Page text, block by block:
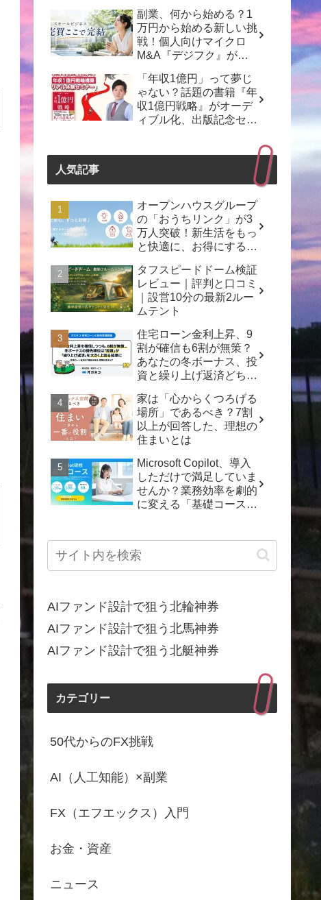
副業、何から始める？1
万円から始める新しい挑
戦！個人向けマイクロ
M&A『デジフク』が正
「年収1億円」って夢じ
ゃない？話題の書籍『年
収1億円戦略』がオーデ
ィブル化、出版記念セミ
人気記事
オープンハウスグループ
の「おうちリンク」が3
万人突破！新生活をもっ
と快適に、お得にする秘
タフスピードドーム検証
レビュー｜評判と口コミ
｜設営10分の最新2ルー
ムテント
住宅ローン金利上昇、9
割が確信も6割が無策？
あなたの冬ボーナス、投
資と繰り上げ返済どちら
家は「心からくつろげる
場所」であるべき？7割
以上が回答した、理想の
住まいとは
Microsoft Copilot、導入
しただけで満足していま
せんか？業務効率を劇的
に変える「基礎コース」
AIファンド設計で狙う北輪神券
AIファンド設計で狙う北馬神券
AIファンド設計で狙う北艇神券
カテゴリー
50代からのFX挑戦
AI（人工知能）×副業
FX（エフエックス）入門
お金・資産
ニュース